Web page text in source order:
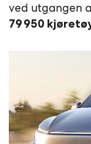
ved utgangen
79 950